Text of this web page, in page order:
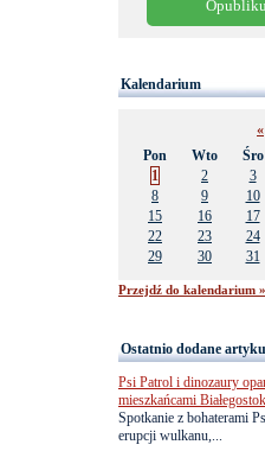
Kalendarium
«
Pon
Wto Śro
1
2 3
8
9 10
15
16 17
22
23 24
29
30 31
Przejdź do kalendarium »
Ostatnio dodane
Psi Patrol i dinozaury
mieszkańcami
Spotkanie z bohaterami
erupcji wulkanu,...